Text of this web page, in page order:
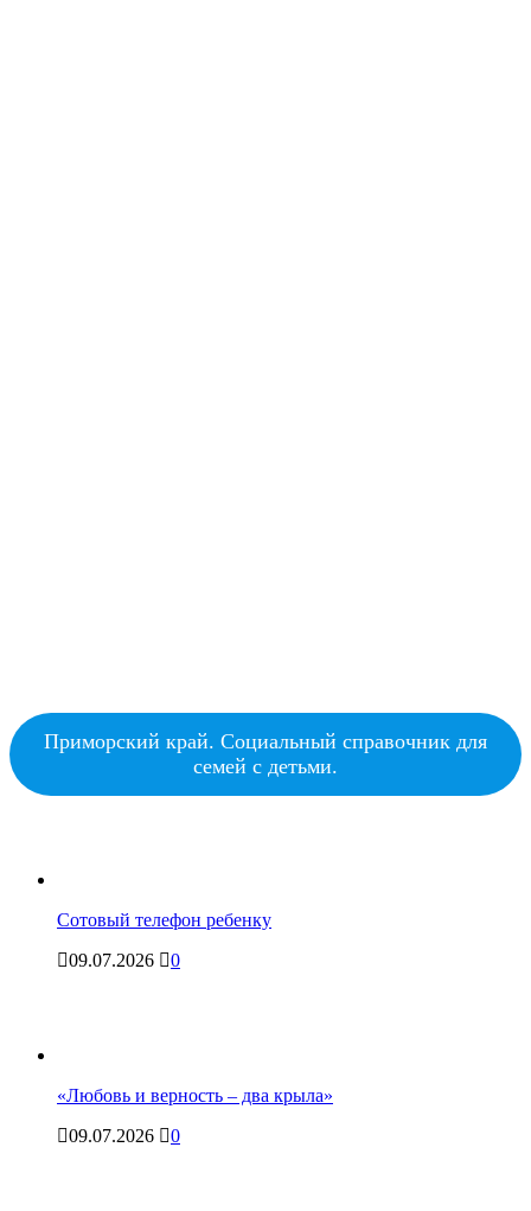
Приморский край. Социальный справочник для
семей с детьми.
Сотовый телефон ребенку
09.07.2026
0
«Любовь и верность – два крыла»
09.07.2026
0